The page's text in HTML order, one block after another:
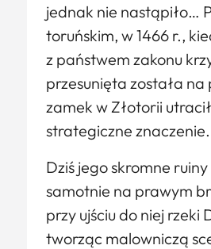
jednak nie nastąpiło…
toruńskim, w 1466 r.,
z państwem zakonu
przesunięta została na
zamek w Złotorii
strategiczne znaczenie.
Dziś jego skromne
samotnie na prawym
przy ujściu do niej rzeki
tworząc malowniczą